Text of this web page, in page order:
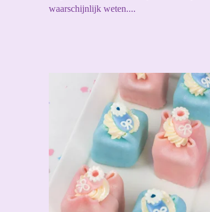
waarschijnlijk weten....